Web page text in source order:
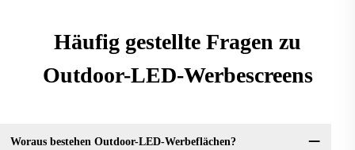
Häufig gestellte Fragen zu
Outdoor-LED-Werbescreens
Woraus bestehen Outdoor-LED-Werbeflächen?